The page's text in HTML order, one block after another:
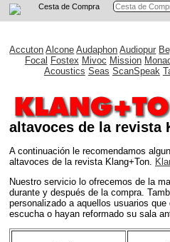
Cesta de Compra
Accuton Alcone Audaphon Audiopur
Focal Fostex Mivoc Mission
Acoustics Seas ScanSpeak
altavoces de la revista
A continuación le recomendamos
altavoces de la revista Klang+Ton.
Nuestro servicio lo ofrecemos de la
durante y después de la compra.
personalizado a aquellos usuarios
escucha o hayan reformado su sala